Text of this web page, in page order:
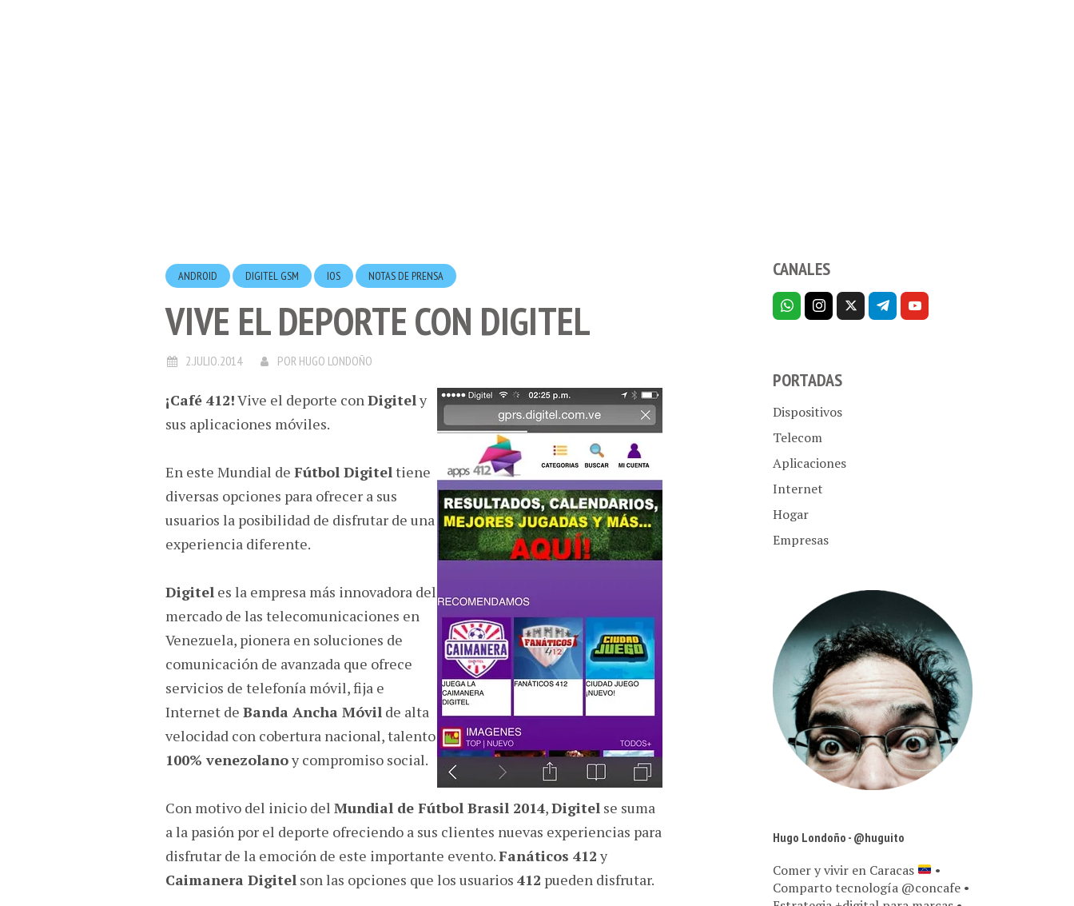
ANDROID DIGITEL GSM IOS NOTAS DE PRENSA
VIVE EL DEPORTE CON DIGITEL
2.JULIO.2014 POR HUGO LONDOÑO
¡Café 412!Vive el deporte conDigitely
sus aplicaciones móviles.
En este Mundial de Fútbol Digiteltiene
diversas opciones para ofrecer a sus
usuarios la posibilidad de disfrutar de una
experiencia diferente.
Digitel es la empresa más innovadora del
mercado de las telecomunicaciones en
Venezuela, pionera en soluciones de
comunicación de avanzada que ofrece
servicios de telefonía móvil, fija e
Internet de Banda Ancha Móvil de alta
velocidad con cobertura nacional, talento
100% venezolanoy compromiso social.
Con motivo del inicio del Mundial de Fútbol Brasil 2014,Digitel se suma
a la pasión por el deporte ofreciendo a sus clientes nuevas experiencias para
disfrutar de la emoción de este importante evento.Fanáticos 412 y
Caimanera Digitel son las opciones que los usuarios 412 pueden disfrutar.
CANALES
PORTADAS
Dispositivos
Telecom
Aplicaciones
Internet
Hogar
Empresas
Hugo Londoño - @huguito
Comer y vivir en Caracas
•
Comparto tecnología @concafe •